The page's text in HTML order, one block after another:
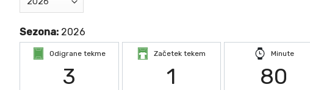
Sezona: 2026
Odigrane tekme
3
Začetek tekem
1
Minute
80